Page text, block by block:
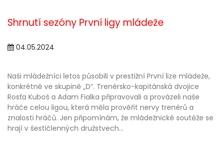
Shrnutí sezóny První ligy mládeže
04.05.2024
Naši mládežníci letos působili v prestižní První lize mládeže,
konkrétně ve skupině „D“. Trenérsko-kapitánská dvojice
Rosťa Kuboš a Adam Fialka připravovali a provázeli naše
hráče celou ligou, která měla prověřit nervy trenérů a
znalosti hráčů. Jen připomínám, že mládežnické soutěže se
hrají v šestičlenných družstvech...